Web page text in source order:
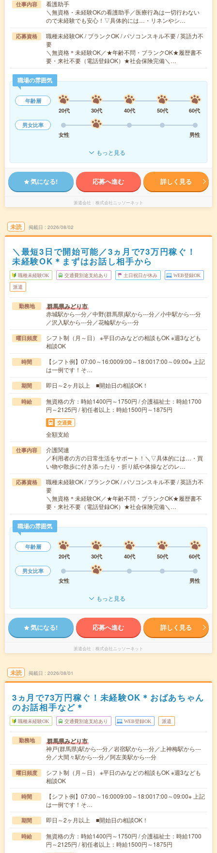
仕事内容
看護助手
＼無資格・未経験OKの看護助手／医療行為は一切行わない
ので未経験でも安心！▽具体的には…・リネンやシ…
応募資格
職種未経験OK / ブランクOK / パソコンスキル不要 / 英語力不
要
＼無資格＊未経験OK／★年齢不問・ブランクOK★履歴書不
要・来社不要（電話登録OK）★社会保険完備＼…
職場の雰囲気
年齢層
20代
30代 40代 50代
60代
男女比率
女性
男性
もっと見る
気になる! 応募へ進む 詳しく見る
派遣会社 株式会社ニッソーネット
未読 掲載日 2026/08/02
＼最短3日で開始可能／3ヵ月で73万円稼ぐ！
未経験OK＊まずはお話し相手から
職種未経験OK 交通費別途支給あり 土日祝日が休み WEB登録OK
派遣
勤務地 群馬県みどり市
赤城駅から---分／中野(群馬県)駅から---分／小中駅から---分
／沢入駅から---分／花輪駅から---分
曜日頻度
シフト制（月～日） ※平日のみなどの相談もOK ※週3なども
相談OK
時間
【シフト例】07:00～16:0009:00～18:0017:00～09:00※ 上記
は一例です！そ…
期間 即日～2ヶ月以上 ■開始日の相談OK！
時給
無資格の方：時給1400円～1750円 / 介護福祉士：時給1700
円～2125円 / 初任者以上：時給1500円～1875円
交通費
全額支給
仕事内容
介護関連
／利用者の方の日常生活をサポート！＼▽具体的には…・買
い物や散歩に付き添ったり・折り紙や体操などのレ…
応募資格
職種未経験OK / ブランクOK / パソコンスキル不要 / 英語力不
要
＼無資格＊未経験OK／★年齢不問・ブランクOK★履歴書不
要・来社不要（電話登録OK）★社会保険完備＼…
職場の雰囲気
年齢層
20代
30代 40代 50代
60代
男女比率
女性
男性
もっと見る
気になる! 応募へ進む 詳しく見る
派遣会社 株式会社ニッソーネット
未読 掲載日 2026/08/01
3ヵ月で73万円稼ぐ！未経験OK＊おばあちゃん
のお話相手など＊
職種未経験OK 交通費別途支給あり WEB登録OK 派遣
勤務地 群馬県みどり市
神戸(群馬県)駅から---分／岩宿駅から---分／上神梅駅から---
分／大間々駅から---分／阿左美駅から---分
曜日頻度
シフト制（月～日） ※平日のみなどの相談もOK ※週3なども
相談OK
時間
【シフト例】07:00～16:0009:00～18:0017:00～09:00※ 上記
は一例です！そ…
期間 即日～2ヶ月以上 ■開始日の相談OK！
時給
無資格の方：時給1400円～1750円 / 介護福祉士：時給1700
円～2125円 / 初任者以上：時給1500円～1875円